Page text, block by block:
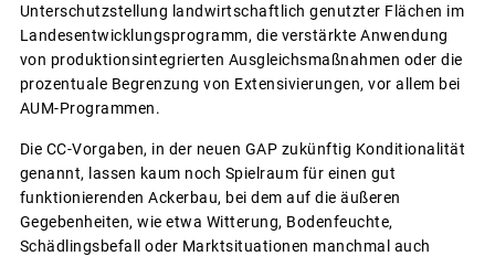
Unterschutzstellung landwirtschaftlich genutzter Flächen im
Landesentwicklungsprogramm, die verstärkte Anwendung
von produktionsintegrierten Ausgleichsmaßnahmen oder die
prozentuale Begrenzung von Extensivierungen, vor allem bei
AUM-Programmen.
Die CC-Vorgaben, in der neuen GAP zukünftig Konditionalität
genannt, lassen kaum noch Spielraum für einen gut
funktionierenden Ackerbau, bei dem auf die äußeren
Gegebenheiten, wie etwa Witterung, Bodenfeuchte,
Schädlingsbefall oder Marktsituationen manchmal auch